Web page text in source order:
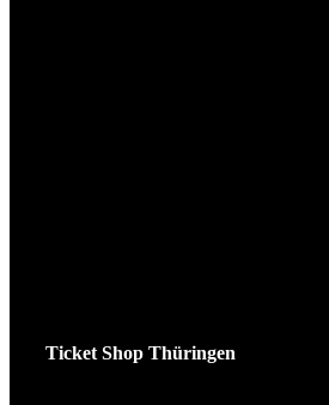
Ticket Shop Thüringen